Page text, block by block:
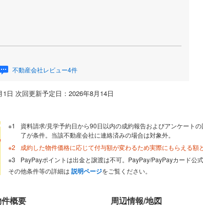
不動産会社レビュー4件
日 次回更新予定日：2026年8月14日
資料請求/見学予約日から90日以内の成約報告およびアンケート
了が条件。当該不動産会社に連絡済みの場合は対象外。
成約した物件価格に応じて付与額が変わるため実際にもらえる額
PayPayポイントは出金と譲渡は不可。PayPay/PayPayカード公式
その他条件等の詳細は 説明ページをご覧ください。
概要 周辺情報/地図